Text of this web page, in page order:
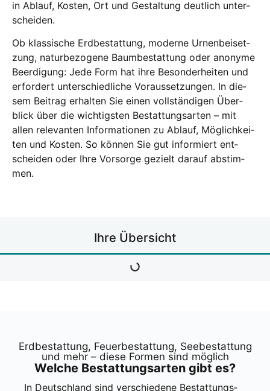
in Ablauf, Kos­ten, Ort und Gestal­tung deut­lich unter­
schei­den.
Ob klas­si­sche Erd­be­stat­tung, moder­ne Urnen­bei­set­
zung, natur­be­zo­ge­ne Baum­be­stat­tung oder anony­me
Beer­di­gung: Jede Form hat ihre Beson­der­hei­ten und
erfor­dert unter­schied­li­che Vor­aus­set­zun­gen. In die­
sem Bei­trag erhal­ten Sie einen voll­stän­di­gen Über­
blick über die wich­tigs­ten Bestat­tungs­ar­ten – mit
allen rele­van­ten Infor­ma­tio­nen zu Ablauf, Mög­lich­kei­
ten und Kos­ten. So kön­nen Sie gut infor­miert ent­
schei­den oder Ihre Vor­sor­ge gezielt dar­auf abstim­
men.
Ihre Über­sicht
Erd­be­stat­tung, Feu­er­be­stat­tung, See­be­stat­tung
und mehr – die­se For­men sind mög­lich
Wel­che Bestat­tungs­ar­ten gibt es?
In Deutsch­land sind ver­schie­de­ne Bestat­tungs­